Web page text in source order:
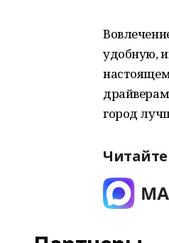
удобную,
город